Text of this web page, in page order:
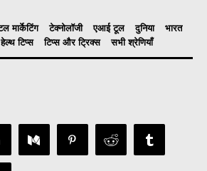
मार्केटिंग टेक्नोलॉजी एआई टूल दुनिया
भारत
हेल्थ टिप्स टिप्स और ट्रिक्स सभी श्रेणियाँ